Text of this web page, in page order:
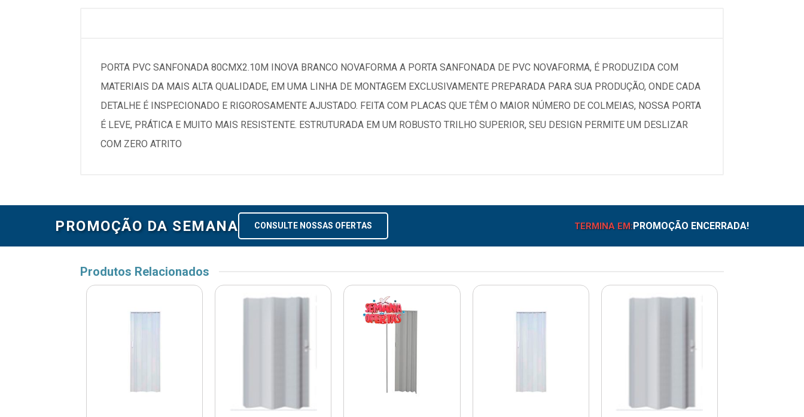
PORTA PVC SANFONADA 80CMX2.10M INOVA BRANCO NOVAFORMA A PORTA SANFONADA DE PVC NOVAFORMA, É PRODUZIDA COM
MATERIAIS DA MAIS ALTA QUALIDADE, EM UMA LINHA DE MONTAGEM EXCLUSIVAMENTE PREPARADA PARA SUA PRODUÇÃO, ONDE CADA
DETALHE É INSPECIONADO E RIGOROSAMENTE AJUSTADO. FEITA COM PLACAS QUE TÊM O MAIOR NÚMERO DE COLMEIAS, NOSSA PORTA
É LEVE, PRÁTICA E MUITO MAIS RESISTENTE. ESTRUTURADA EM UM ROBUSTO TRILHO SUPERIOR, SEU DESIGN PERMITE UM DESLIZAR
COM ZERO ATRITO
PROMOÇÃO DA SEMANA CONSULTE NOSSAS OFERTAS TERMINA EM:PROMOÇÃO ENCERRADA!
Produtos Relacionados